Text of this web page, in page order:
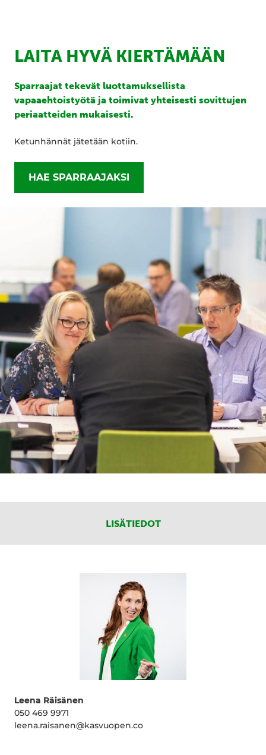
LAITA HYVÄ KIERTÄMÄÄN
Sparraajat tekevät luottamuksellista
vapaaehtoistyötä ja toimivat yhteisesti sovittujen
periaatteiden mukaisesti.
Ketunhännät jätetään kotiin.
HAE SPARRAAJAKSI
LISÄTIEDOT
Leena Räisänen
050 469 9971
leena.raisanen@kasvuopen.co